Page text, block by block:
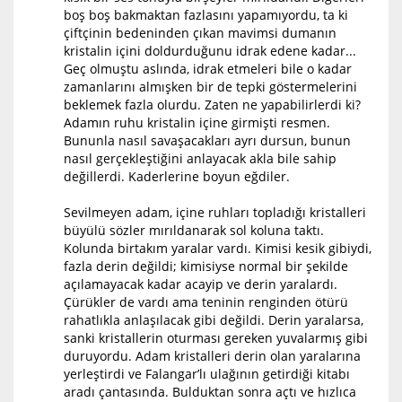
boş boş bakmaktan fazlasını yapamıyordu, ta ki
çiftçinin bedeninden çıkan mavimsi dumanın
kristalin içini doldurduğunu idrak edene kadar...
Geç olmuştu aslında, idrak etmeleri bile o kadar
zamanlarını almışken bir de tepki göstermelerini
beklemek fazla olurdu. Zaten ne yapabilirlerdi ki?
Adamın ruhu kristalin içine girmişti resmen.
Bununla nasıl savaşacakları ayrı dursun, bunun
nasıl gerçekleştiğini anlayacak akla bile sahip
değillerdi. Kaderlerine boyun eğdiler.
Sevilmeyen adam, içine ruhları topladığı kristalleri
büyülü sözler mırıldanarak sol koluna taktı.
Kolunda birtakım yaralar vardı. Kimisi kesik gibiydi,
fazla derin değildi; kimisiyse normal bir şekilde
açılamayacak kadar acayip ve derin yaralardı.
Çürükler de vardı ama teninin renginden ötürü
rahatlıkla anlaşılacak gibi değildi. Derin yaralarsa,
sanki kristallerin oturması gereken yuvalarmış gibi
duruyordu. Adam kristalleri derin olan yaralarına
yerleştirdi ve Falangar’lı ulağının getirdiği kitabı
aradı çantasında. Bulduktan sonra açtı ve hızlıca